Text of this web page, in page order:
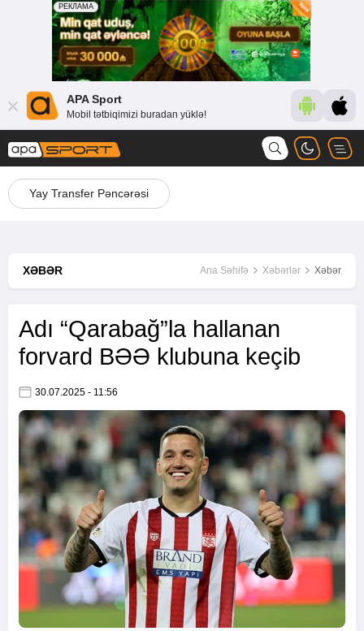
APA Sport
Mobil tətbiqimizi buradan yüklə!
Yay Transfer Pəncərəsi
XƏBƏR Ana Səhifə Xəbərlər Xəbər
Adı “Qarabağ”la hallanan
forvard BƏƏ klubuna keçib
30.07.2025 - 11:56